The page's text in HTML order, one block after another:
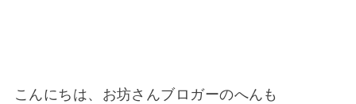
こんにちは、お坊さんブロガーのへんも